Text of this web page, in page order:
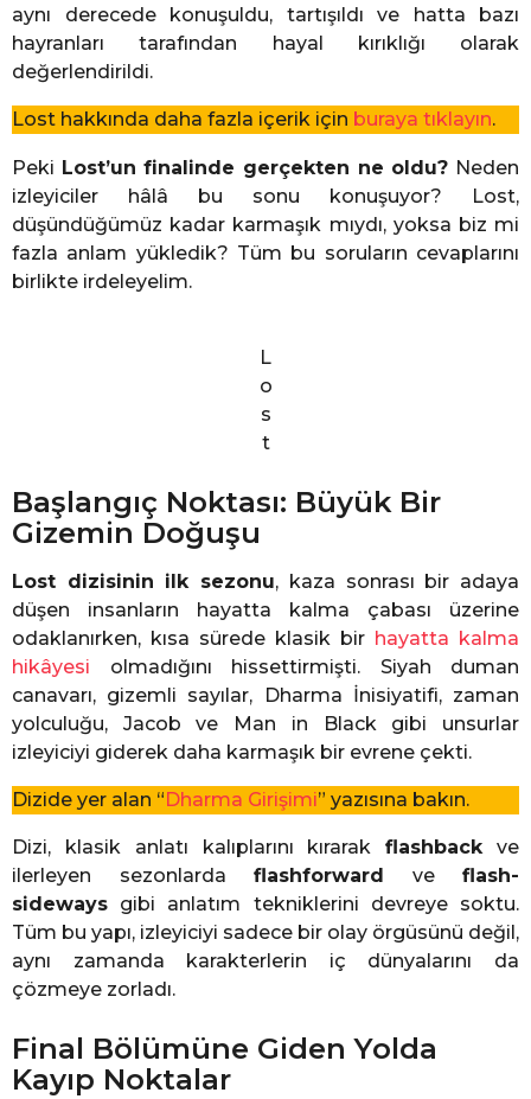
aynı derecede konuşuldu, tartışıldı ve hatta bazı
hayranları tarafından hayal kırıklığı olarak
değerlendirildi.
Lost hakkında daha fazla içerik için buraya tıklayın.
Peki Lost’un finalinde gerçekten ne oldu? Neden
izleyiciler hâlâ bu sonu konuşuyor? Lost,
düşündüğümüz kadar karmaşık mıydı, yoksa biz mi
fazla anlam yükledik? Tüm bu soruların cevaplarını
birlikte irdeleyelim.
L
o
s
t
Başlangıç Noktası: Büyük Bir
Gizemin Doğuşu
Lost dizisinin ilk sezonu, kaza sonrası bir adaya
düşen insanların hayatta kalma çabası üzerine
odaklanırken, kısa sürede klasik bir hayatta kalma
hikâyesi olmadığını hissettirmişti. Siyah duman
canavarı, gizemli sayılar, Dharma İnisiyatifi, zaman
yolculuğu, Jacob ve Man in Black gibi unsurlar
izleyiciyi giderek daha karmaşık bir evrene çekti.
Dizide yer alan “Dharma Girişimi” yazısına bakın.
Dizi, klasik anlatı kalıplarını kırarakflashbackve
ilerleyen sezonlarda flashforward ve flash-
sideways gibi anlatım tekniklerini devreye soktu.
Tüm bu yapı, izleyiciyi sadece bir olay örgüsünü değil,
aynı zamanda karakterlerin iç dünyalarını da
çözmeye zorladı.
Final Bölümüne Giden Yolda
Kayıp Noktalar